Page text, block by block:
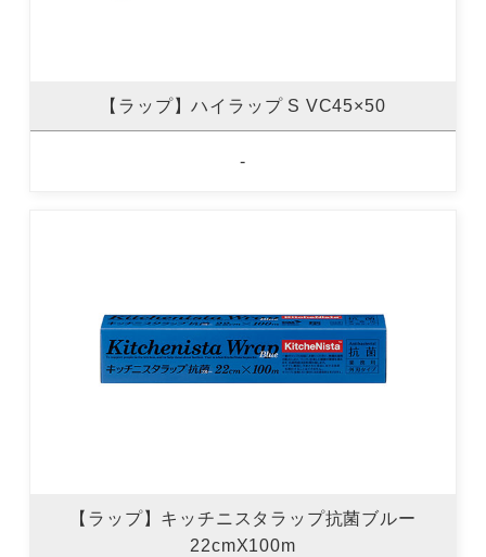
【ラップ】ハイラップ S VC45×50
-
【ラップ】キッチニスタラップ抗菌ブルー
22cmX100m